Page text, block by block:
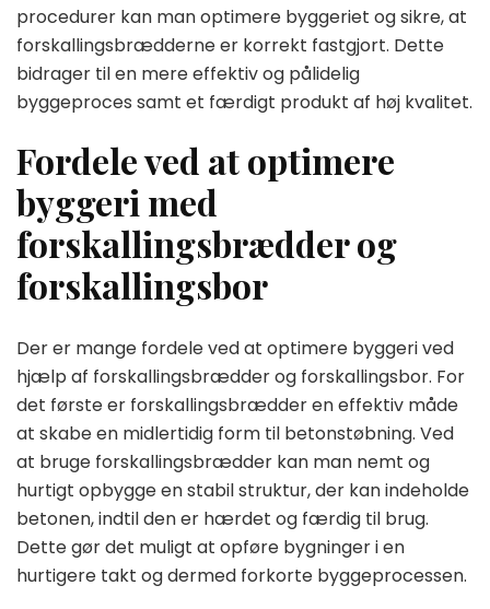
procedurer kan man optimere byggeriet og sikre, at
forskallingsbrædderne er korrekt fastgjort. Dette
bidrager til en mere effektiv og pålidelig
byggeproces samt et færdigt produkt af høj kvalitet.
Fordele ved at optimere
byggeri med
forskallingsbrædder og
forskallingsbor
Der er mange fordele ved at optimere byggeri ved
hjælp af forskallingsbrædder og forskallingsbor. For
det første er forskallingsbrædder en effektiv måde
at skabe en midlertidig form til betonstøbning. Ved
at bruge forskallingsbrædder kan man nemt og
hurtigt opbygge en stabil struktur, der kan indeholde
betonen, indtil den er hærdet og færdig til brug.
Dette gør det muligt at opføre bygninger i en
hurtigere takt og dermed forkorte byggeprocessen.